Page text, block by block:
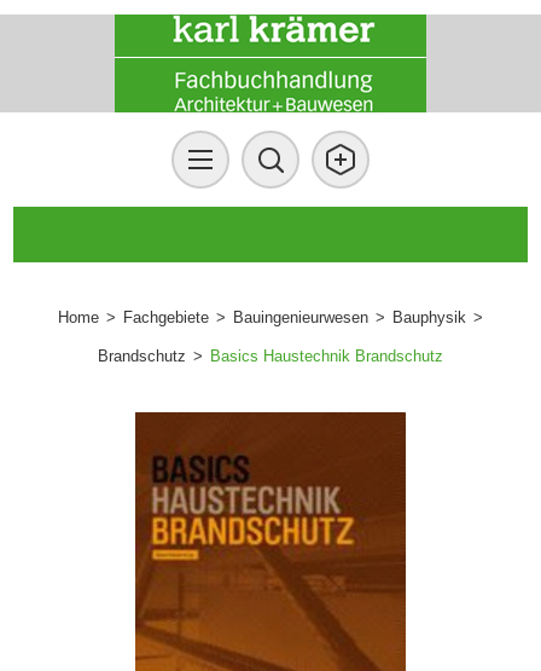
Home > Fachgebiete > Bauingenieurwesen > Bauphysik >
Brandschutz > Basics Haustechnik Brandschutz